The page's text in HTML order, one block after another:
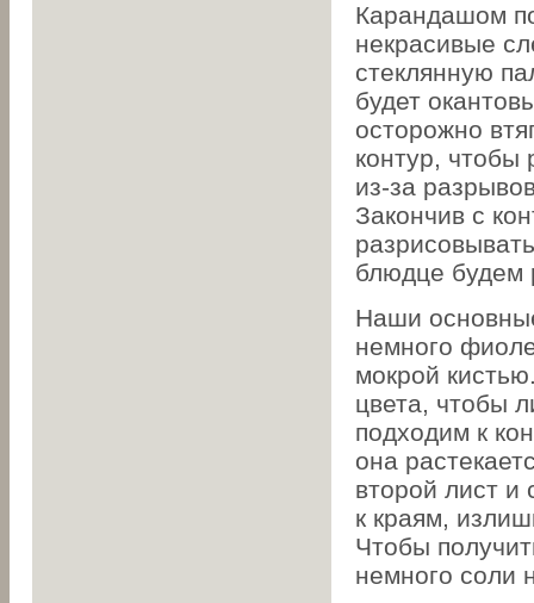
Карандашом
некрасивые
стеклянную
будет
осторожно
контур,
из-за
Закончив с
блюдце будем
Наши
немного
мокрой
цвета, чтобы
подходим к
она
второй лист и
к краям,
Чтобы
немного соли